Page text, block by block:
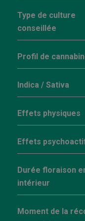
Type de culture
conseillée
Profil de
Indica / Sativa
Effets physiques
Effets
Durée floraison
intérieur
Moment de la